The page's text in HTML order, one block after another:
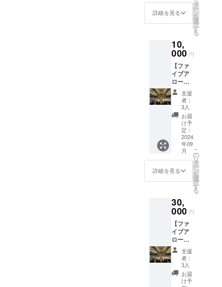
意書き
をご確
クラウ
ドファ
ンディ
ング限
定の
グッズ
セット
です。
※ご支援
確定後
の返
金・
キャン
セル・
交換
応いた
しかね
卒ご了
承くだ
さい。
・公式
HP内の
ローズ
純粋
ブース
ト)の支
援者一
覧にお
名前を
掲載し
ます。
（ご希
望者の
み） ・
掲載期
間：
2024-
25シー
ズン中
(2024年
～2025
年5月
頃) ・掲
載方
法：お
名前も
しくは
企業ロ
ゴの掲
載 ※支
援時、
10,000
円・
30,000
円・
円のリ
ターン
と同じ
内容に
なりま
す。 ・
ご支援
に対す
るお礼
のメー
ルをお
送りし
ます。
・公式
HP内の
本コー
ス(ファ
ブース
ト)の支
援者一
覧にお
名前を
掲載し
ます。
（ご希
望者の
み） ・
掲載期
詳細を見る
タ
ー
ン
を
選
択
す
る
10,
000 円
【ファ
イブア
ローズ
純粋
ブース
10,000
円_ゴー
ルド】
このリ
ターン
は2,000
円・
5,500
円・
30,000
55,000
円のリ
ターン
と同じ
内容に
なりま
す。 ・
ご支援
に対す
るお礼
のメー
支援
者：
3人
お届
け予
定：
2024
年09
月
詳細を見る
こ
の
リ
タ
ー
ン
を
選
択
す
る
30,
000 円
【ファ
イブア
ローズ
純粋
ブース
30,000
円_プラ
支援
者：
3人
お届
け予